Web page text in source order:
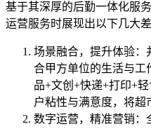
基于其深厚的后勤一体化服
运营服务时展现出以下几大差
场景融合，提升体验：
合甲方单位的生活与工
品+文创+快递+打印+
户粘性与满意度，将超
数字运营，精准营销：